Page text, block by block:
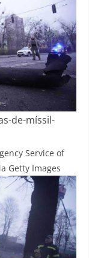
de-míssil-
Service of
Getty Images